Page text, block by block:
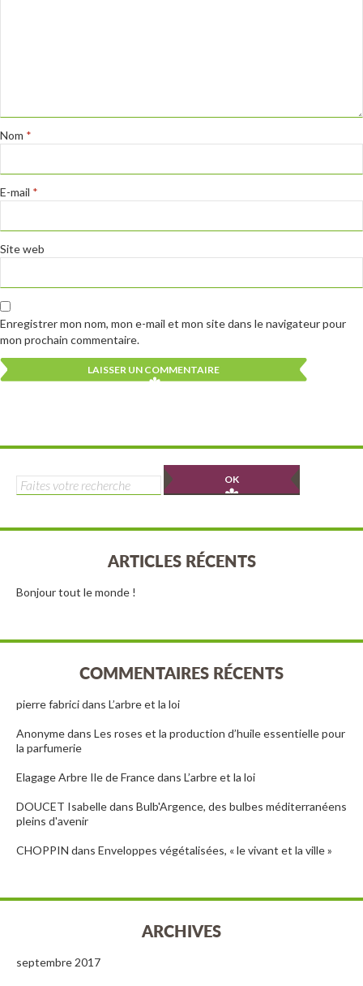
Nom *
E-mail *
Site web
Enregistrer mon nom, mon e-mail et mon site dans le navigateur pour
mon prochain commentaire.
Rechercher :
ARTICLES RÉCENTS
Bonjour tout le monde !
COMMENTAIRES RÉCENTS
pierre fabricidans L’arbre et la loi
Anonymedans Les roses et la production d’huile essentielle pour
la parfumerie
Elagage Arbre Ile de Francedans L’arbre et la loi
DOUCET Isabelledans Bulb'Argence, des bulbes méditerranéens
pleins d'avenir
CHOPPIN dans Enveloppes végétalisées, « le vivant et la ville »
ARCHIVES
septembre 2017